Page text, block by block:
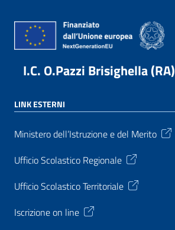
I.C. O.Pazzi Brisighella (RA)
LINK ESTERNI
Ministero dell’Istruzione e del Merito
Ufficio Scolastico Regionale
Ufficio Scolastico Territoriale
Iscrizione on line